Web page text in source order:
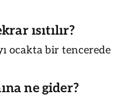
ısıtılır?
ocakta bir tencerede
ne gider?